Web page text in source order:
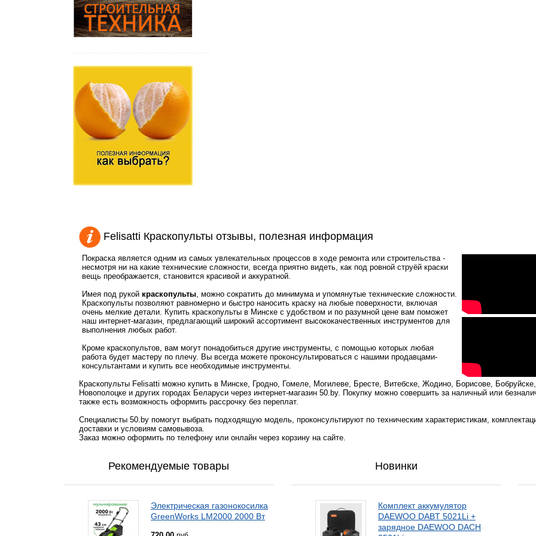
Felisatti Краскопульты отзывы, полезная информация
Покраска является одним из самых увлекательных процессов в ходе ремонта или строительства -
несмотря ни на какие технические сложности, всегда приятно видеть, как под ровной струёй краски
вещь преображается, становится красивой и аккуратной.
Имея под рукой краскопульты, можно сократить до минимума и упомянутые технические сложности.
Краскопульты позволяют равномерно и быстро наносить краску на любые поверхности, включая
очень мелкие детали. Купить краскопульты в Минске с удобством и по разумной цене вам поможет
наш интернет-магазин, предлагающий широкий ассортимент высококачественных инструментов для
выполнения любых работ.
Кроме краскопультов, вам могут понадобиться другие инструменты, с помощью которых любая
работа будет мастеру по плечу. Вы всегда можете проконсультироваться с нашими продавцами-
консультантами и купить все необходимые инструменты.
Краскопульты Felisatti можно купить в Минске, Гродно, Гомеле, Могилеве, Бресте, Витебске, Жодино, Борисове,
Новополоцке и других городах Беларуси через интернет-магазин 50.by. Покупку можно совершить за наличный или
также есть возможность оформить рассрочку без переплат.
Специалисты 50.by помогут выбрать подходящую модель, проконсультируют по техническим характеристикам,
доставки и условиям самовывоза.
Заказ можно оформить по телефону или онлайн через корзину на сайте.
Рекомендуемые товары
Электрическая газонокосилка
GreenWorks LM2000 2000 Вт
Новинки
Комплект аккумулятор
DAEWOO DABT 5021Li +
зарядное DAEWOO DACH